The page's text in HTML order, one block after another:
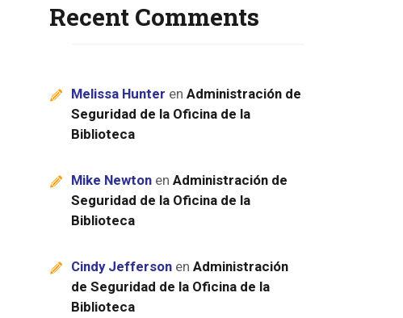
Recent Comments
Melissa Hunter en Administración de
Seguridad de la Oficina de la
Biblioteca
Mike Newton en Administración de
Seguridad de la Oficina de la
Biblioteca
Cindy Jefferson en Administración
de Seguridad de la Oficina de la
Biblioteca